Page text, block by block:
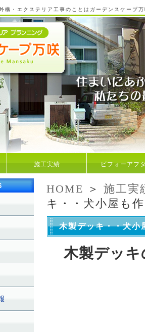
・エクステリア工事のことはガーデンスケープ
施工実績 ビフォーアフ
HOME ＞ 施工実
キ・・犬小屋も
木製デッキ・・犬小
木製デッ